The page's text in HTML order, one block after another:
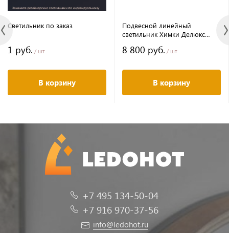
Светильник по заказ
1 руб. / шт
В корзину
Подвесной линейный
светильник Химки Делюкс
черный
8 800 руб. / шт
В корзину
+7 495 134-50-04
+7 916 970-37-56
info@ledohot.ru